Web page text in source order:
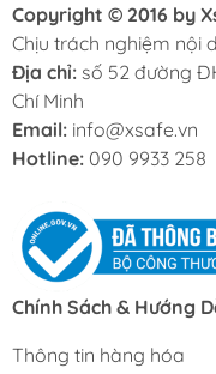
Copyright © 2016 by
Chịu trách nghiệm nội
Địa chỉ: số 52 đường
Chí Minh
Email: info@xsafe.vn
Hotline: 090 9933 258
Chính Sách & Hướng
Thông tin hàng hóa